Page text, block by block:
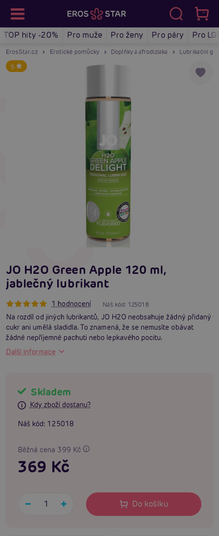
TOP hity -20% Pro muže Pro ženy Pro páry Pro
ErosStar.cz Erotické pomůcky Doplňky a afrodiziaka Lubrikační
5
JO H2O Green Apple 120 ml,
jablečný lubrikant
1 hodnocení Náš kód: 125018
Na rozdíl od jiných lubrikantů, JO H2O neobsahuje žádný přidaný
cukr ani umělá sladidla. To znamená, že se nemusíte obávat
žádné nepříjemné pachuti nebo lepkavého pocitu.
Další informace
Skladem
Kdy zboží dostanu?
Náš kód: 125018
Běžná cena 399 Kč
369 Kč
Do košíku